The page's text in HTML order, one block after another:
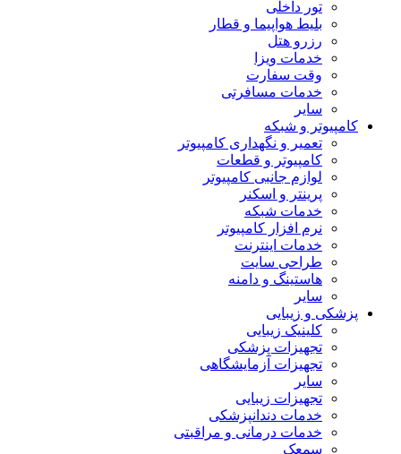
تور داخلی
بلیط هواپیما و قطار
رزرو هتل
خدمات ویزا
وقت سفارت
خدمات مسافرتی
سایر
کامپیوتر و شبکه
تعمیر و نگهداری کامپیوتر
کامپیوتر و قطعات
لوازم جانبی کامپیوتر
پرینتر و اسکنر
خدمات شبکه
نرم افزار کامپیوتر
خدمات اینترنت
طراحی سایت
هاستینگ و دامنه
سایر
پزشکی و زیبایی
کلینیک زیبایی
تجهیزات پزشکی
تجهیزات آزمایشگاهی
سایر
تجهیزات زیبایی
خدمات دندانپزشکی
خدمات درمانی و مراقبتی
سمعک